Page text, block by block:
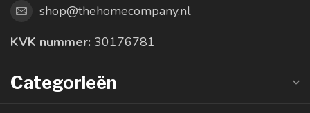
shop@thehomecompany.nl
KVK nummer: 30176781
Categorieën